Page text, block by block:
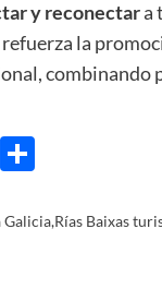
y reconectara
la
X
,Rías Baixas